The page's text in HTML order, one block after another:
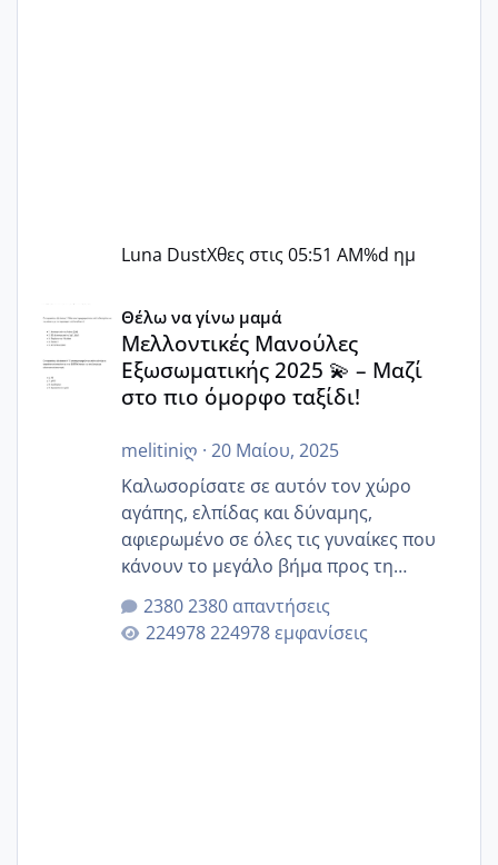
Luna DustΧθες στις 05:51 AM%d ημ
Μελλοντικές Μανούλες Εξωσωματικής 2025 💫 – Μαζί
Θέλω να γίνω μαμά
Μελλοντικές Μανούλες
Εξωσωματικής 2025 💫 – Μαζί
στο πιο όμορφο ταξίδι!
melitiniღ · 20 Μαίου, 2025
Καλωσορίσατε σε αυτόν τον χώρο
αγάπης, ελπίδας και δύναμης,
αφιερωμένο σε όλες τις γυναίκες που
κάνουν το μεγάλο βήμα προς τη
μητρότητα μέσω εξωσωματικής το 2025.
Εδώ θα μοιραστούμε αγωνίες, χαρές,
εμπειρίες και κάθε μικρή ή μεγάλη
2380 απαντήσεις
224978 εμφανίσεις